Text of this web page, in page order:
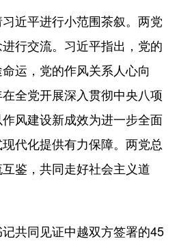
平进行小范围茶叙。两党
行交流。习近平指出，党的
运，党的作风关系人心向
全党开展深入贯彻中央八项
风建设新成效为进一步全面
代化提供有力保障。两党总
鉴，共同走好社会主义道
共同见证中越双方签署的45